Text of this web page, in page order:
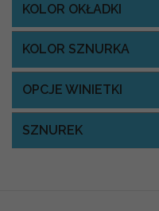
KOLOR OKŁADKI
KOLOR SZNURKA
OPCJE WINIETKI
SZNUREK